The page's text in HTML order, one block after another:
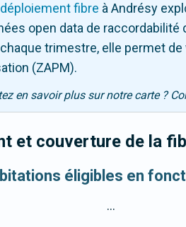
fibre à Andrésy
open data de raccordabilité
trimestre, elle permet
(ZAPM).
en savoir plus sur notre carte ?
et couverture de la
éligibles en
...